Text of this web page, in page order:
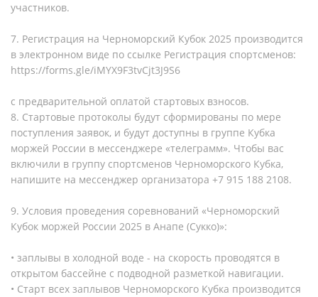
участников.
7. Регистрация на Черноморский Кубок 2025 производится
в электронном виде по ссылке Регистрация спортсменов:
https://forms.gle/iMYX9F3tvCjt3J9S6
с предварительной оплатой стартовых взносов.
8. Стартовые протоколы будут сформированы по мере
поступления заявок, и будут доступны в группе Кубка
моржей России в мессенджере «телеграмм». Чтобы вас
включили в группу спортсменов Черноморского Кубка,
напишите на мессенджер организатора +7 915 188 2108.
9. Условия проведения соревнований «Черноморский
Кубок моржей России 2025 в Анапе (Сукко)»:
• заплывы в холодной воде - на скорость проводятся в
открытом бассейне с подводной разметкой навигации.
• Старт всех заплывов Черноморского Кубка производится